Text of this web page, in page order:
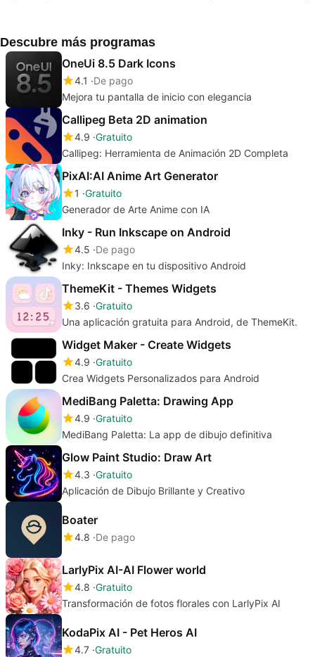
Descubre más programas
OneUi 8.5 Dark Icons
4.1
De pago
Mejora tu pantalla de inicio con elegancia
Callipeg Beta 2D animation
4.9 Gratuito
Callipeg: Herramienta de Animación 2D Completa
PixAI:AI Anime Art Generator
1 Gratuito
Generador de Arte Anime con IA
Inky - Run Inkscape on Android
4.5 De pago
Inky: Inkscape en tu dispositivo Android
ThemeKit - Themes Widgets
3.6 Gratuito
Una aplicación gratuita para Android, de ThemeKit.
Widget Maker - Create Widgets
4.9 Gratuito
Crea Widgets Personalizados para Android
MediBang Paletta: Drawing App
4.9 Gratuito
MediBang Paletta: La app de dibujo definitiva
Glow Paint Studio: Draw Art
4.3 Gratuito
Aplicación de Dibujo Brillante y Creativo
Boater
4.8 De pago
LarlyPix AI-AI Flower world
4.8 Gratuito
Transformación de fotos florales con LarlyPix AI
KodaPix AI - Pet Heros AI
4.7 Gratuito